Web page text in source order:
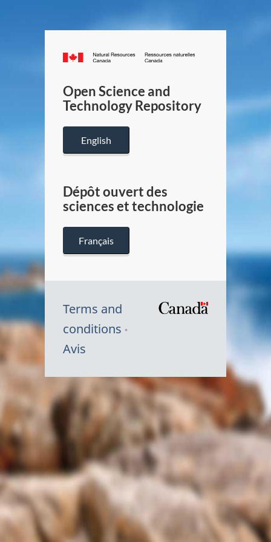
Canada.ca
/
Canada
Open Science and
Technology Repository
English
Dépôt ouvert des
sciences et technologie
Français
Terms and
conditions
Avis
Symbole
du
Canada